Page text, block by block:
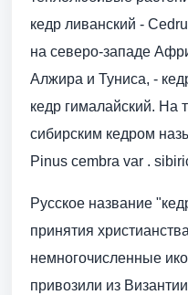
кедр ливанский -
на северо-западе
Алжира и Туниса, -
кедр гималайский. На
сибирским кедром
Pinus cembra var .
Русское название
принятия
немногочисленные
привозили из